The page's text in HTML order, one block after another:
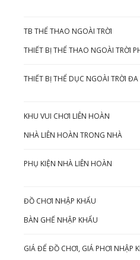
TB THỂ THAO NGOÀI TRỜI
THIẾT BỊ THỂ THAO NGOÀI TRỜI
THIẾT BỊ THỂ DỤC NGOÀI TRỜI
KHU VUI CHƠI LIÊN HOÀN
NHÀ LIÊN HOÀN TRONG NHÀ
PHỤ KIỆN NHÀ LIÊN HOÀN
ĐỒ CHƠI NHẬP KHẨU
BÀN GHẾ NHẬP KHẨU
GIÁ ĐỂ ĐỒ CHƠI, GIÁ PHƠI NHẬP